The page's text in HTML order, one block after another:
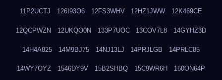
11P2UCTJ 126I93O6 12FS3WHV 12HZ1JWW 12K469CE
12QCPWZN 12UKQO0N 133P7UOC 13COV7L8 14GYHZ3D
14H4A825 14M9BJ75 14NJ13LJ 14PRJLGB 14PRLC85
14WY7OYZ 1546DY9V 15B2SHBQ 15C9WR6H 160ON64P